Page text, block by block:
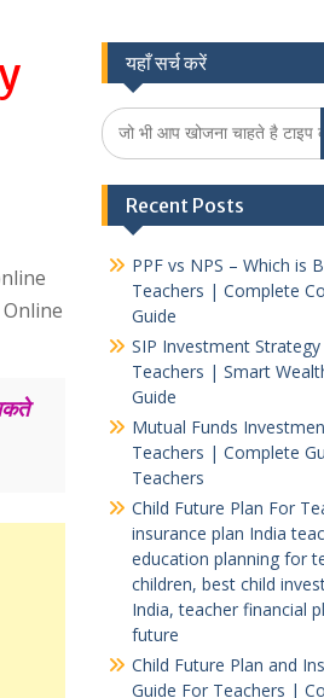
यहाँ सर्च करें
Search
for:
Recent Posts
PPF vs NPS – Which is
Teachers | Complete
Guide
SIP Investment
Teachers | Smart
Guide
Mutual Funds
Teachers | Complete
Teachers
Child Future Plan For
insurance plan India
education planning for
children, best child
India, teacher financial
future
Child Future Plan and
Guide For Teachers |